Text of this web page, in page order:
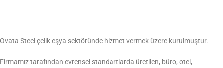
Ovata Steel çelik eşya sektöründe hizmet vermek üzere kurulmuştur.
Firmamız tarafından evrensel standartlarda üretilen, büro, otel,